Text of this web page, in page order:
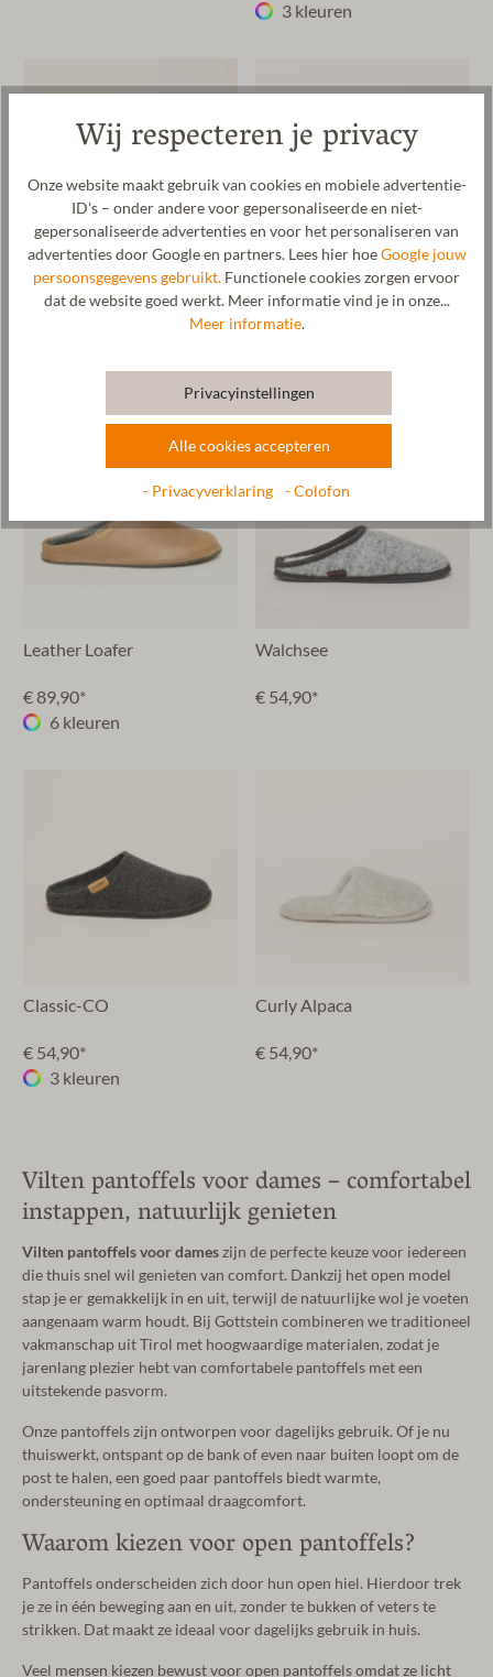
3 kleuren
Magicfelt 737
2 kleuren
Curly Ma
Leather Loafer
€ 89,90*
6 kleuren
Walchsee
€ 54,90*
Classic-CO
€ 54,90*
3 kleuren
Curly Alpaca
€ 54,90*
Vilten pantoffels voor dames – comfortabel
instappen, natuurlijk genieten
Vilten pantoffels voor dameszijn de perfecte keuze voor iedereen
die thuis snel wil genieten van comfort. Dankzij het open model
stap je er gemakkelijk in en uit, terwijl de natuurlijke wol je voeten
aangenaam warm houdt. Bij Gottstein combineren we traditioneel
vakmanschap uit Tirol met hoogwaardige materialen, zodat je
jarenlang plezier hebt van comfortabele pantoffels met een
uitstekende pasvorm.
Onze pantoffels zijn ontworpen voor dagelijks gebruik. Of je nu
thuiswerkt, ontspant op de bank of even naar buiten loopt om de
post te halen, een goed paar pantoffels biedt warmte,
ondersteuning en optimaal draagcomfort.
Waarom kiezen voor open pantoffels?
Pantoffels onderscheiden zich door hun open hiel. Hierdoor trek
je ze in één beweging aan en uit, zonder te bukken of veters te
strikken. Dat maakt ze ideaal voor dagelijks gebruik in huis.
Veel mensen kiezen bewust voor open pantoffels omdat ze licht
Wij respecteren je privacy
Onze website maakt gebruik van cookies en mobiele advertentie-
ID's – onder andere voor gepersonaliseerde en niet-
gepersonaliseerde advertenties en voor het personaliseren van
advertenties door Google en partners. Lees hier hoeGoogle jouw
persoonsgegevens gebruikt. Functionele cookies zorgen ervoor
dat de website goed werkt. Meer informatie vind je in onze...
Meer informatie.
Privacyinstellingen
Alle cookies accepteren
- Privacyverklaring - Colofon